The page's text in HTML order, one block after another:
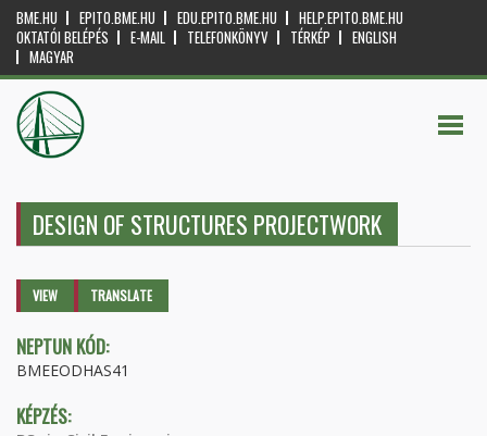
BME.HU EPITO.BME.HU EDU.EPITO.BME.HU
HELP.EPITO.BME.HU
OKTATÓI BELÉPÉS
E-MAIL TELEFONKÖNYV TÉRKÉP
ENGLISH
MAGYAR
DESIGN OF STRUCTURES PROJECTWORK
Primary tabs
VIEW (ACTIVETRANSLATE
NEPTUN KÓD:
BMEEODHAS41
KÉPZÉS: